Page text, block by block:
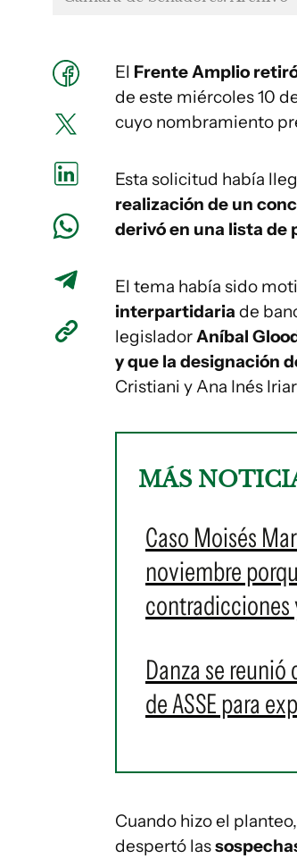
El Frente Amplio
de este miércoles 10
cuyo nombramiento
Esta solicitud había
realización de un
derivó en una lista de
El tema había sido
interpartidaria de
legisladorAníbal
y que la designación
Cristiani y Ana Inés
MÁS
Caso Moisés
noviembre
contradicciones
Danza se
de ASSE para
Cuando hizo el
despertó las